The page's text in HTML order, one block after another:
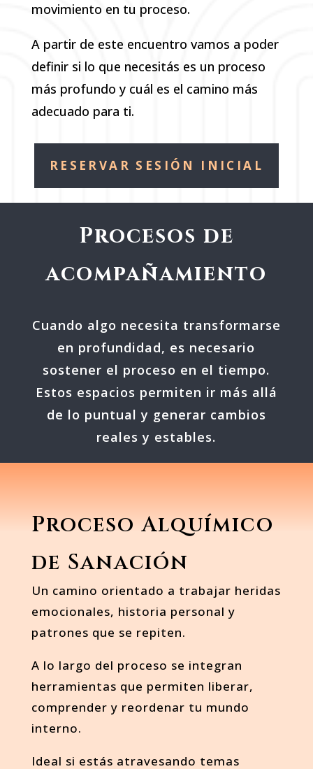
movimiento en tu proceso.
A partir de este encuentro vamos a poder
definir si lo que necesitás es un proceso
más profundo y cuál es el camino más
adecuado para ti.
RESERVAR SESIÓN INICIAL
Procesos de
acompañamiento
Cuando algo necesita transformarse
en profundidad, es necesario
sostener el proceso en el tiempo.
Estos espacios permiten ir más allá
de lo puntual y generar cambios
reales y estables.
Proceso Alquímico
de Sanación
Un camino orientado a trabajar heridas
emocionales, historia personal y
patrones que se repiten.
A lo largo del proceso se integran
herramientas que permiten liberar,
comprender y reordenar tu mundo
interno.
Ideal si estás atravesando temas